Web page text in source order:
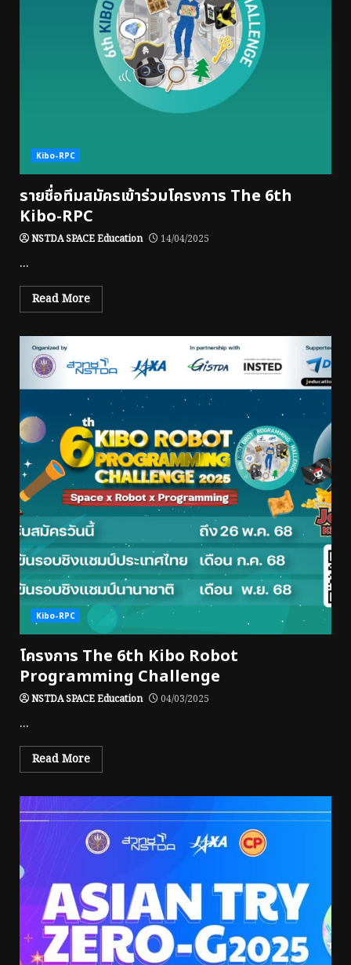
Kibo-RPC
รายชื่อทีมสมัครเข้าร่วมโครงการ The 6th
Kibo-RPC
NSTDA SPACE Education 14/04/2025
...
Read More
Kibo-RPC
โครงการ The 6th Kibo Robot
Programming Challenge
NSTDA SPACE Education 04/03/2025
...
Read More